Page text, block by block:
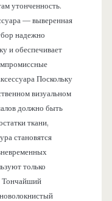
утонченность.
— выверенная
надежно
и обеспечивает
Поскольку
визуальном
должно быть
ткани,
становятся
только
Тончайший